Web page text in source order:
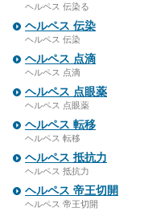
ヘルペス 伝染る
ヘルペス 伝染
ヘルペス 伝染
ヘルペス 点滴
ヘルペス 点滴
ヘルペス 点眼薬
ヘルペス 点眼薬
ヘルペス 転移
ヘルペス 転移
ヘルペス 抵抗力
ヘルペス 抵抗力
ヘルペス 帝王切開
ヘルペス 帝王切開